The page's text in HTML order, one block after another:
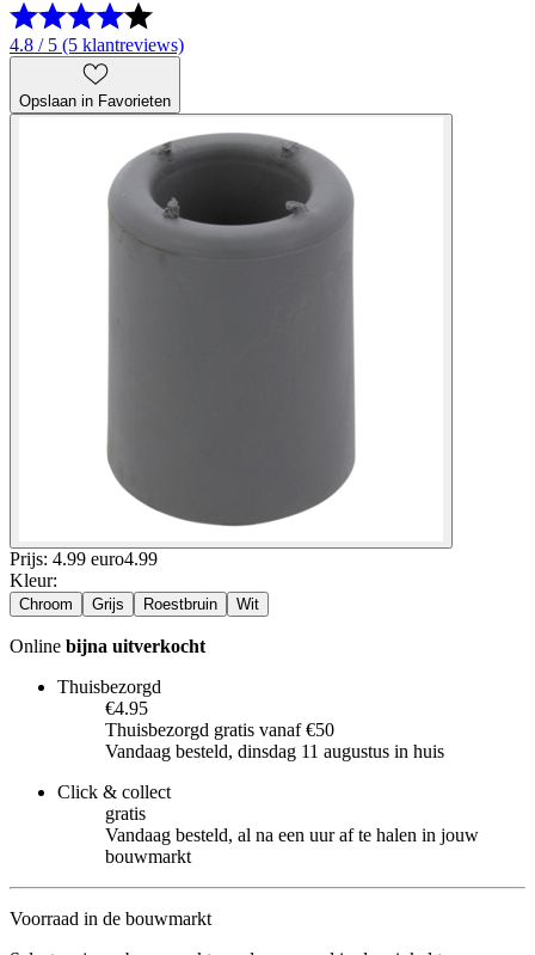
4.8 / 5 (5 klantreviews)
Opslaan in Favorieten
Prijs: 4.99 euro4.99
Kleur:
Chroom Grijs Roestbruin Wit
Online bijna uitverkocht
Thuisbezorgd
€4.95
Thuisbezorgd gratis vanaf €50
Vandaag besteld, dinsdag 11 augustus in huis
Click & collect
gratis
Vandaag besteld, al na een uur af te halen in jouw
bouwmarkt
Voorraad in de bouwmarkt